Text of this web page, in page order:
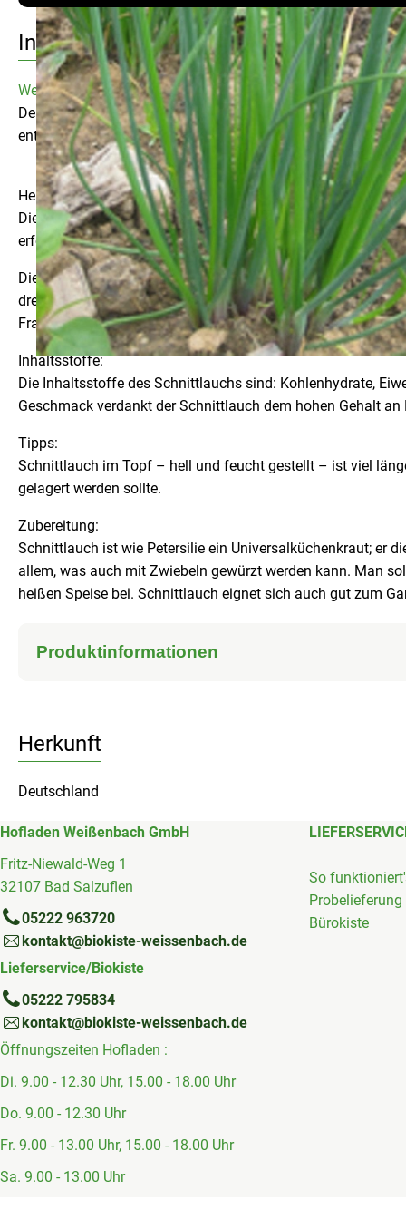
Info
Weitere Informationen
Der Schnittlauch besteht aus einer etwa kirschgroßen
entstehen ganze Büschel. Schnittlauch blüht im Juni/Juli
Herkunft/Saison:
Die Heimat des Schnittlauchs ist vermutlich in
erfolgt heute in allen Gebieten der genannten Kontinente
Die Anbaufläche in der Bundesrepublik ist klein; die
drei Schnitte der Pflanze sind im Jahr möglich. Die
Frankreich, Italien, Dänemark usw.
Inhaltsstoffe:
Die Inhaltsstoffe des Schnittlauchs sind: Kohlenhydrate,
Geschmack verdankt der Schnittlauch dem hohen Gehalt
Tipps:
Schnittlauch im Topf – hell und feucht gestellt – ist viel
gelagert werden sollte.
Zubereitung:
Schnittlauch ist wie Petersilie ein Universalküchenkraut; er
allem, was auch mit Zwiebeln gewürzt werden kann. Man
heißen Speise bei. Schnittlauch eignet sich auch gut zum
Produktinformationen
Herkunft
Deutschland
Hofladen Weißenbach GmbH
Fritz-Niewald-Weg 1
32107 Bad Salzuflen
05222 963720
kontakt@biokiste-weissenbach.de
Lieferservice/Biokiste
05222 795834
kontakt@biokiste-weissenbach.de
Öffnungszeiten Hofladen :
Di. 9.00 - 12.30 Uhr, 15.00 - 18.00 Uhr
Do. 9.00 - 12.30 Uhr
Fr. 9.00 - 13.00 Uhr, 15.00 - 18.00 Uhr
Sa. 9.00 - 13.00 Uhr
So
Probelieferung
Bürokiste